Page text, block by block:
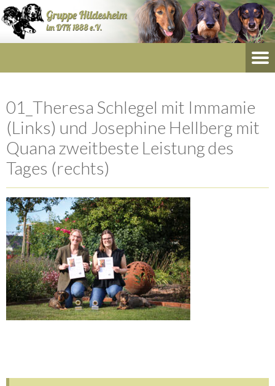
01_Theresa Schlegel mit Immamie
(Links) und Josephine Hellberg mit
Quana zweitbeste Leistung des
Tages (rechts)